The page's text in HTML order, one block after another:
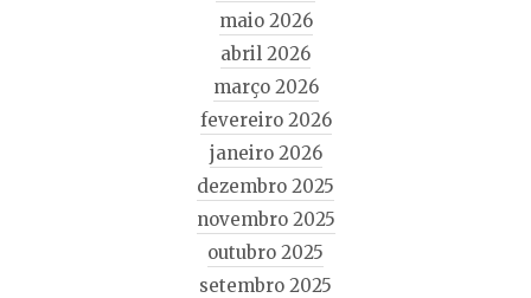
maio 2026
abril 2026
março 2026
fevereiro 2026
janeiro 2026
dezembro 2025
novembro 2025
outubro 2025
setembro 2025